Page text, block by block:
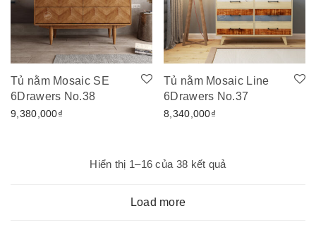
Tủ nằm Mosaic SE
6Drawers No.38
9,380,000₫
Tủ nằm Mosaic Line
6Drawers No.37
8,340,000₫
Hiển thị 1–16 của 38 kết quảĐã
Load more